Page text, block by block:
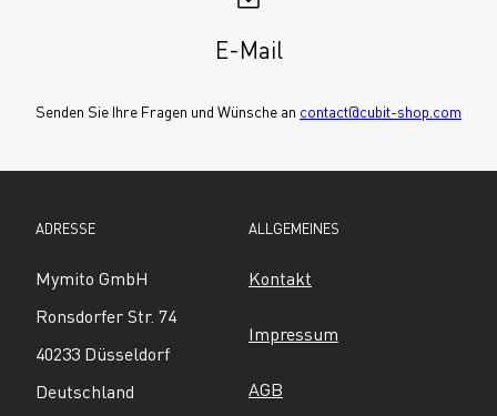
E-Mail
Senden Sie Ihre Fragen und Wünsche an contact@cubit-shop.com
ADRESSE
Mymito GmbH
Ronsdorfer Str. 74
40233 Düsseldorf
Deutschland
ALLGEMEINES
Kontakt
Impressum
AGB